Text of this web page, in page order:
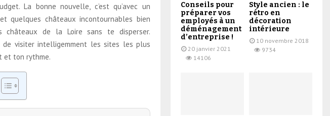
La bonne nouvelle, c’est qu’avec un
quelques châteaux incontournables bien
châteaux de la Loire sans te disperser.
de visiter intelligemment les sites les plus
et ton rythme.
Conseils pour
préparer vos
employés à un
déménagement
d’entreprise !
20 janvier 2021
14106
Style ancien : le
rétro en
décoration
intérieure
10 novembre 2018
9734